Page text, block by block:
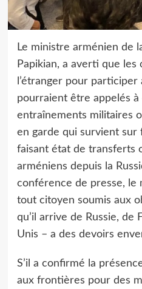
Le ministre arménien de
Papikian, a averti que
l’étranger pour
pourraient être appelés
entraînements militaires
en garde qui survient sur
faisant état de transferts
arméniens depuis la
conférence de presse, le
tout citoyen soumis aux
qu’il arrive de Russie, de
Unis – a des devoirs
S’il a confirmé la
aux frontières pour des